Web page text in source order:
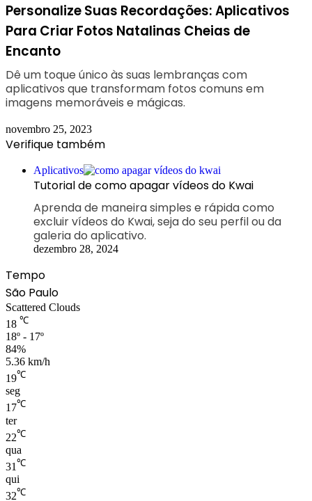
Personalize Suas Recordações: Aplicativos
Para Criar Fotos Natalinas Cheias de
Encanto
Dê um toque único às suas lembranças com
aplicativos que transformam fotos comuns em
imagens memoráveis e mágicas.
novembro 25, 2023
Verifique também
Aplicativos
Tutorial de como apagar vídeos do Kwai
Aprenda de maneira simples e rápida como
excluir vídeos do Kwai, seja do seu perfil ou da
galeria do aplicativo.
dezembro 28, 2024
Tempo
São Paulo
Scattered Clouds
18 ℃
18º - 17º
84%
5.36 km/h
19℃
seg
17℃
ter
22℃
qua
31 ℃
qui
32℃